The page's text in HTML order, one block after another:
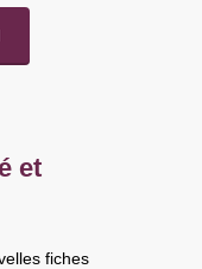
et
fiches